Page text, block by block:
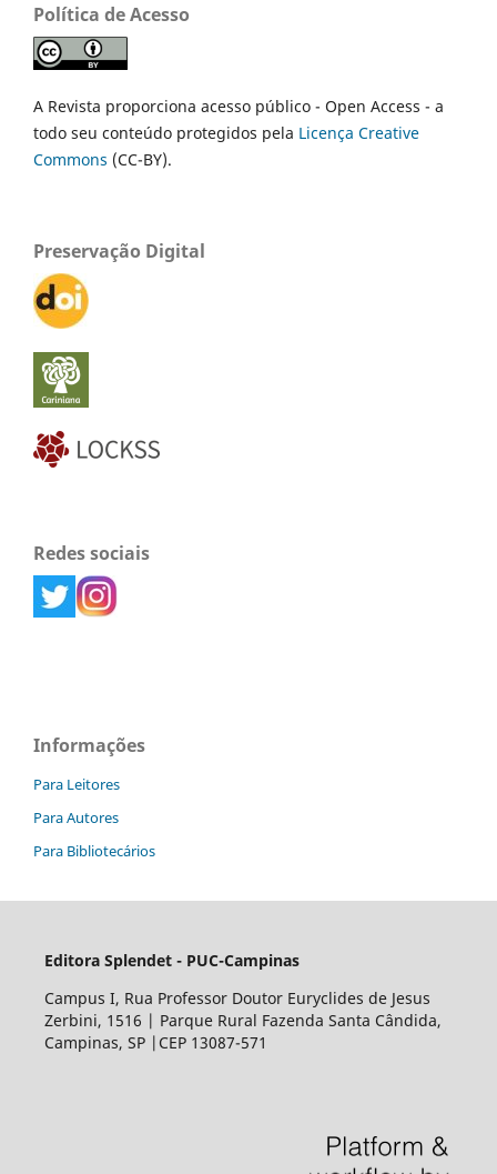
Política de Acesso
A Revista proporciona acesso público - Open Access - a
todo seu conteúdo protegidos pela Licença Creative
Commons (CC-BY).
Preservação Digital
Redes sociais
Informações
Para Leitores
Para Autores
Para Bibliotecários
Editora Splendet - PUC-Campinas
Campus I, Rua Professor Doutor Euryclides de Jesus
Zerbini, 1516 | Parque Rural Fazenda Santa Cândida,
Campinas, SP |CEP 13087-571